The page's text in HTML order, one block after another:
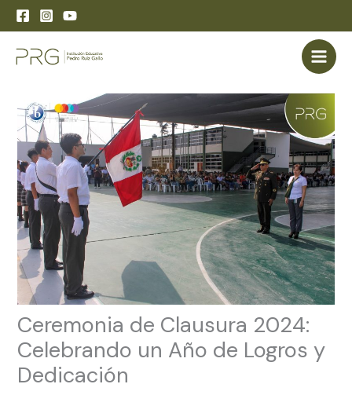
Skip
content
Ceremonia de Clausura 2024:
Celebrando un Año de Logros y
Dedicación